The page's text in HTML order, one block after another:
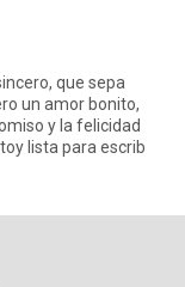
que sepa
y la felicidad
lista para escrib